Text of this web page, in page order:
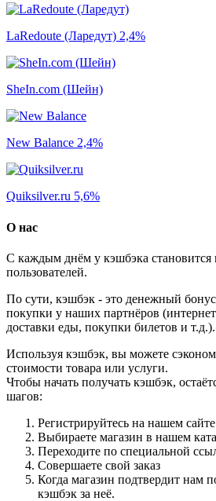
LaRedoute (Ларедут) 2,4%
SheIn.com (Шейн)
New Balance 2,4%
Quiksilver.ru 5,6%
О нас
С каждым днём у кэшбэка становится
пользователей.
По сути, кэшбэк - это денежный бонус
покупки у наших партнёров
доставки еды, покупки билетов и т.д.).
Используя кэшбэк, вы можете
стоимости товара или услуги.
Чтобы начать получать кэшбэк,
шагов:
Регистрируйтесь на нашем сайте
Выбираете магазин в нашем
Переходите по специальной
Совершаете свой заказ
Когда магазин подтвердит нам
кэшбэк за неё.